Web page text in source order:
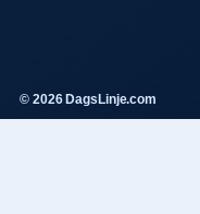
© 2026 DagsLinje.com